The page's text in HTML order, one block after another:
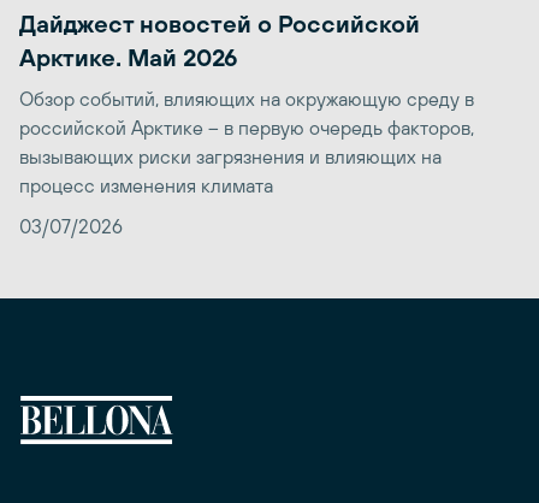
Дайджест новостей о Российской
Арктике. Май 2026
Обзор событий, влияющих на окружающую среду в
российской Арктике – в первую очередь факторов,
вызывающих риски загрязнения и влияющих на
процесс изменения климата
03/07/2026